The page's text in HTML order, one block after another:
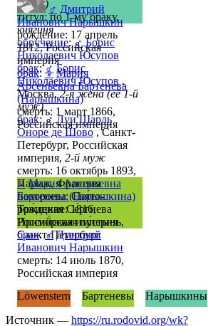
Serres)
титул: по 1-му браку,
княгиня
обручение:♂ Борис
Николаевич Юсупов
брак:♂ Борис
Николаевич Юсупов ,
Москва,2-я жена (её 1-й
муж)
брак:♂ Луи Шарль
Оноре де Шово, Санкт-
Петербург, Российская
империя, 2-й муж
смерть: 16 октябрь 1893,
Париж, Франция
похороны: Свя́то-
Тро́ицкая Се́ргиева
Примо́рская пу́стынь,
Санкт-Петербург
♂ Дмитрий
Иванович Нарышкин
рождение: 17 апрель
1812, Российская
империя
брак: ♀ Мария
Арсеньевна Бартенева
(Нарышкина)
смерть: 1 март 1866,
Российская империя
♀ Мария Арсеньевна
Бартенева (Нарышкина)
рождение: 1816,
Российская империя
брак:♂ Дмитрий
Иванович Нарышкин
смерть: 14 июль 1870,
Российская империя
Löwenstern Бартеневы Нарышкины
Источник — https://ru.rodovid.org/wk?